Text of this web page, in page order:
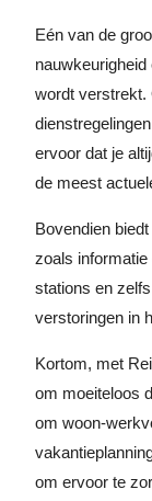
Eén van de
wordt verstrekt.
ervoor dat je
de meest
Bovendien
zoals
stations en
verstoringen in
Kortom, met
om moeiteloos
om woon-
om ervoor te